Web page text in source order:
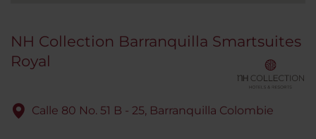
NH Collection Barranquilla Smartsuites
Royal
Calle 80 No. 51 B - 25, Barranquilla Colombie